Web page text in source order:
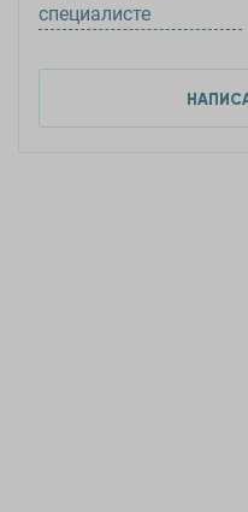
специалисте